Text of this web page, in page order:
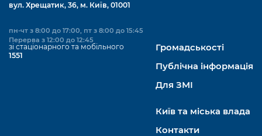
вул. Хрещатик, 36, м. Київ, 01001
пн-чт з 8:00 до 17:00, пт з 8:00 до 15:45
Перерва з 12:00 до 12:45
зі стаціонарного та мобільного
1551
Громадськості
Публічна інформація
Для ЗМІ
Київ та міська влада
Контакти